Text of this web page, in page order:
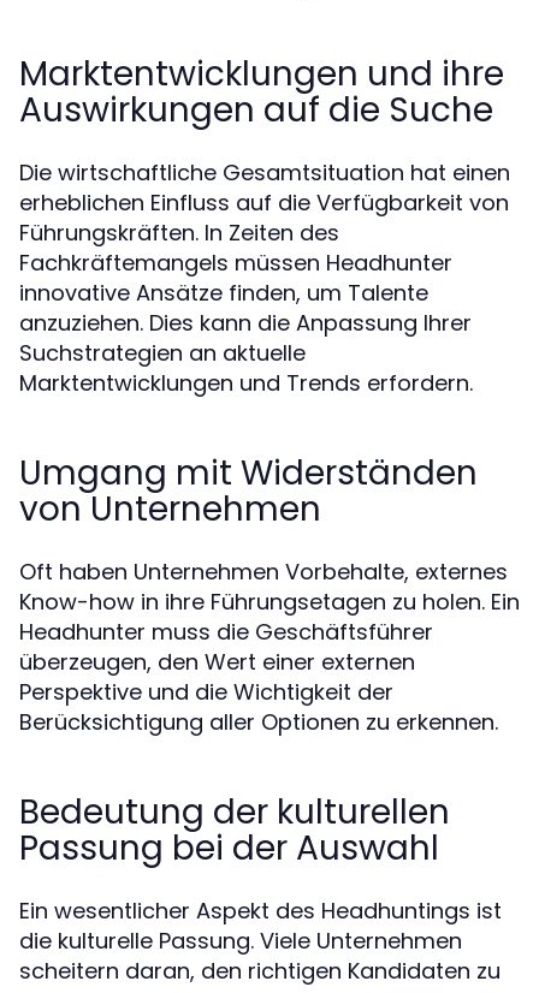
Marktentwicklungen und ihre
Auswirkungen auf die Suche
Die wirtschaftliche Gesamtsituation hat einen
erheblichen Einfluss auf die Verfügbarkeit von
Führungskräften. In Zeiten des
Fachkräftemangels müssen Headhunter
innovative Ansätze finden, um Talente
anzuziehen. Dies kann die Anpassung Ihrer
Suchstrategien an aktuelle
Marktentwicklungen und Trends erfordern.
Umgang mit Widerständen
von Unternehmen
Oft haben Unternehmen Vorbehalte, externes
Know-how in ihre Führungsetagen zu holen. Ein
Headhunter muss die Geschäftsführer
überzeugen, den Wert einer externen
Perspektive und die Wichtigkeit der
Berücksichtigung aller Optionen zu erkennen.
Bedeutung der kulturellen
Passung bei der Auswahl
Ein wesentlicher Aspekt des Headhuntings ist
die kulturelle Passung. Viele Unternehmen
scheitern daran, den richtigen Kandidaten zu